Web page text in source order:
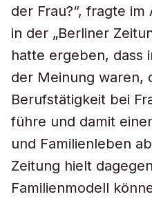
der Frau?“, fragte im
in der „Berliner
hatte ergeben, dass
der Meinung waren,
Berufstätigkeit bei
führe und damit
und Familienleben
Zeitung hielt
Familienmodell